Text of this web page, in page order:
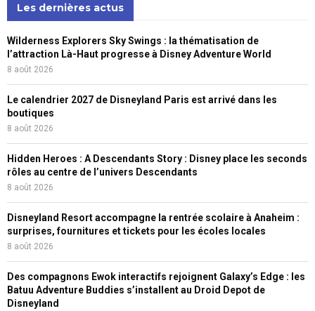
Les dernières actus
Wilderness Explorers Sky Swings : la thématisation de
l’attraction Là-Haut progresse à Disney Adventure World
8 août 2026
Le calendrier 2027 de Disneyland Paris est arrivé dans les
boutiques
8 août 2026
Hidden Heroes : A Descendants Story : Disney place les seconds
rôles au centre de l’univers Descendants
8 août 2026
Disneyland Resort accompagne la rentrée scolaire à Anaheim :
surprises, fournitures et tickets pour les écoles locales
8 août 2026
Des compagnons Ewok interactifs rejoignent Galaxy’s Edge : les
Batuu Adventure Buddies s’installent au Droid Depot de
Disneyland